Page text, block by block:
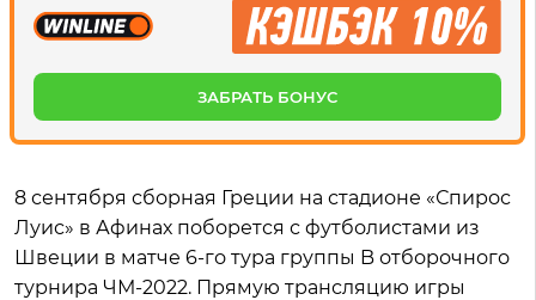
ЗАБРАТЬ БОНУС
8 сентября сборная Греции на стадионе «Спирос
Луис» в Афинах поборется с футболистами из
Швеции в матче 6-го тура группы B отборочного
турнира ЧМ-2022. Прямую трансляцию игры